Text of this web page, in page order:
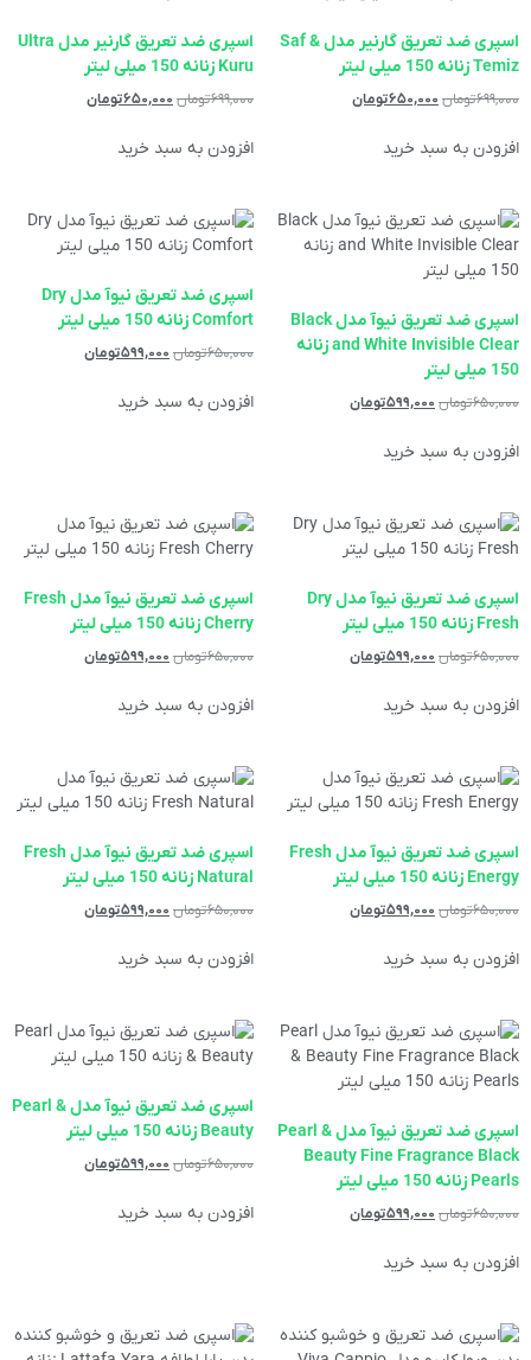
اسپری ضد تعریق گارنیر مدل Saf &
Temiz زنانه 150 میلی لیتر
۶۹۹,۰۰۰تومان۶۵۰,۰۰۰تومان
افزودن به سبد خرید
اسپری ضد تعریق گارنیر مدل Ultra
Kuru زنانه 150 میلی لیتر
۶۹۹,۰۰۰تومان۶۵۰,۰۰۰تومان
افزودن به سبد خرید
اسپری ضد تعریق نیوآ مدل Black
and White Invisible Clear زنانه
150 میلی لیتر
۶۵۰,۰۰۰تومان۵۹۹,۰۰۰تومان
افزودن به سبد خرید
اسپری ضد تعریق نیوآ مدل Dry
Comfort زنانه 150 میلی لیتر
۶۵۰,۰۰۰تومان۵۹۹,۰۰۰تومان
افزودن به سبد خرید
اسپری ضد تعریق نیوآ مدل Dry
Fresh زنانه 150 میلی لیتر
۶۵۰,۰۰۰تومان۵۹۹,۰۰۰تومان
افزودن به سبد خرید
اسپری ضد تعریق نیوآ مدل Fresh
Cherry زنانه 150 میلی لیتر
۶۵۰,۰۰۰تومان۵۹۹,۰۰۰تومان
افزودن به سبد خرید
اسپری ضد تعریق نیوآ مدل Fresh
Energy زنانه 150 میلی لیتر
۶۵۰,۰۰۰تومان۵۹۹,۰۰۰تومان
افزودن به سبد خرید
اسپری ضد تعریق نیوآ مدل Fresh
Natural زنانه 150 میلی لیتر
۶۵۰,۰۰۰تومان۵۹۹,۰۰۰تومان
افزودن به سبد خرید
اسپری ضد تعریق نیوآ مدل Pearl &
Beauty Fine Fragrance Black
Pearls زنانه 150 میلی لیتر
۶۵۰,۰۰۰تومان۵۹۹,۰۰۰تومان
افزودن به سبد خرید
اسپری ضد تعریق نیوآ مدل Pearl &
Beauty زنانه 150 میلی لیتر
۶۵۰,۰۰۰تومان۵۹۹,۰۰۰تومان
افزودن به سبد خرید